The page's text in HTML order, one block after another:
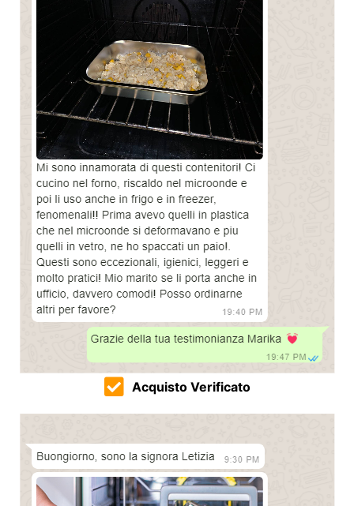
Acquisto Verificato